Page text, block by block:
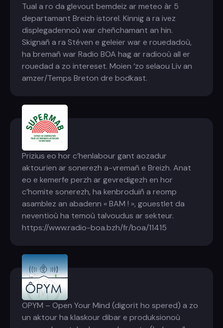
Tual a ro da glevout bemdeiz ar meteo àr 5
departamant Breizh istorel. Kinnig a ra ivez
displegadennoù war cheñchamant an hin.
Skignañ a ra Stéven e geleier war e rouedadoù,
ha bremañ war Radio BOA hag ar radiooù all er
rouedad a zo intereset. Moien ‘zo selaou Liv an
amzer/Temps Breton dre bodkast.
Supermab
Prizius eo hor c’henlabour gant aozadur
aktourien ar sonerezh a-vremañ e Breizh. Anat
eo e kemerfe perzh ar gevredigezh en hor
c’homite sonerezh, ha kenbroduiñ a reomp
asamblez an abadenn « BAM ! », gouestlet da
neventioù ha temoù talvoudus ar sekteur.
https://www.radio-boa.bzh/fr/boa/11415
OPYM
OPYM – Open Your Mind (digorit ho spered) a zo
un aktour ha klaskour dibar e produksionoù